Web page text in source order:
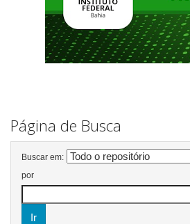
Página de Busca
Buscar em:
por